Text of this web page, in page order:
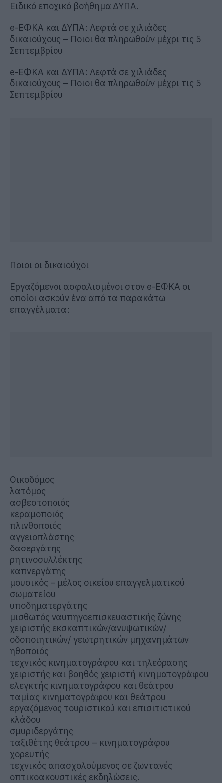
Ειδικό εποχικό βοήθημα ΔΥΠΑ.
e-ΕΦΚΑ και ΔΥΠΑ: Λεφτά σε χιλιάδες
δικαιούχους – Ποιοι θα πληρωθούν μέχρι τις 5
Σεπτεμβρίου
e-ΕΦΚΑ και ΔΥΠΑ: Λεφτά σε χιλιάδες
δικαιούχους – Ποιοι θα πληρωθούν μέχρι τις 5
Σεπτεμβρίου
Ποιοι οι δικαιούχοι
Εργαζόμενοι ασφαλισμένοι στον e-ΕΦΚΑ οι
οποίοι ασκούν ένα από τα παρακάτω
επαγγέλματα:
Οικοδόμος
λατόμος
ασβεστοποιός
κεραμοποιός
πλινθοποιός
αγγειοπλάστης
δασεργάτης
ρητινοσυλλέκτης
καπνεργάτης
μουσικός – μέλος οικείου επαγγελματικού
σωματείου
υποδηματεργάτης
μισθωτός ναυπηγοεπισκευαστικής ζώνης
χειριστής εκσκαπτικών/ανυψωτικών/
οδοποιητικών/ γεωτρητικών μηχανημάτων
ηθοποιός
τεχνικός κινηματογράφου και τηλεόρασης
χειριστής και βοηθός χειριστή κινηματογράφου
ελεγκτής κινηματογράφου και θεάτρου
ταμίας κινηματογράφου και θεάτρου
εργαζόμενος τουριστικού και επισιτιστικού
κλάδου
σμυριδεργάτης
ταξιθέτης θεάτρου – κινηματογράφου
χορευτής
τεχνικός απασχολούμενος σε ζωντανές
οπτικοακουστικές εκδηλώσεις.